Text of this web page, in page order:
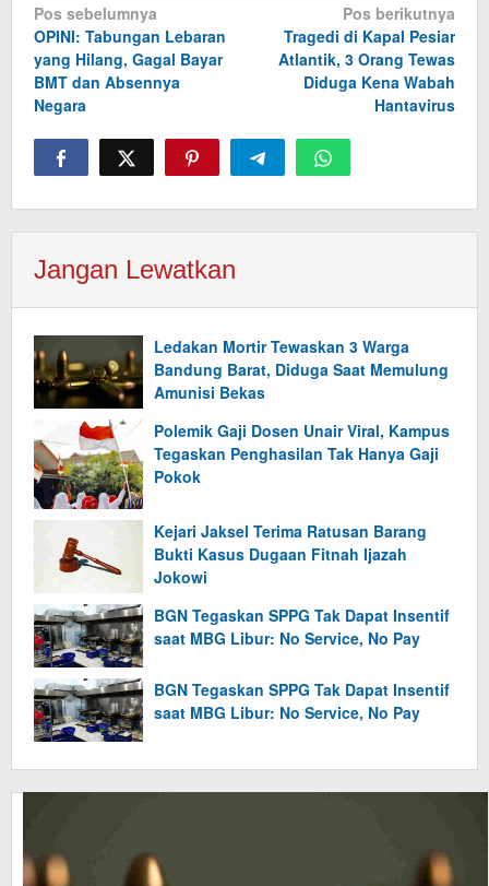
Navigasi
pos
Pos sebelumnya
OPINI: Tabungan Lebaran
yang Hilang, Gagal Bayar
BMT dan Absennya
Negara
Pos berikutnya
Tragedi di Kapal Pesiar
Atlantik, 3 Orang Tewas
Diduga Kena Wabah
Hantavirus
Jangan Lewatkan
Ledakan Mortir Tewaskan 3 Warga
Bandung Barat, Diduga Saat Memulung
Amunisi Bekas
Polemik Gaji Dosen Unair Viral, Kampus
Tegaskan Penghasilan Tak Hanya Gaji
Pokok
Kejari Jaksel Terima Ratusan Barang
Bukti Kasus Dugaan Fitnah Ijazah
Jokowi
BGN Tegaskan SPPG Tak Dapat Insentif
saat MBG Libur: No Service, No Pay
BGN Tegaskan SPPG Tak Dapat Insentif
saat MBG Libur: No Service, No Pay